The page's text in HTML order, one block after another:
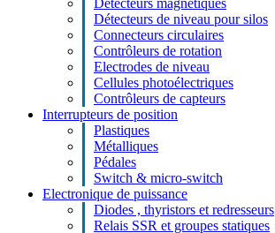
Détecteurs magnétiques
Détecteurs de niveau pour silos
Connecteurs circulaires
Contrôleurs de rotation
Electrodes de niveau
Cellules photoélectriques
Contrôleurs de capteurs
Interrupteurs de position
Plastiques
Métalliques
Pédales
Switch & micro-switch
Electronique de puissance
Diodes , thyristors et redresseurs
Relais SSR et groupes statiques